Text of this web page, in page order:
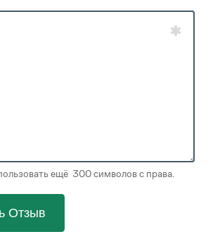
ещё 300 символов с права.
Отзыв